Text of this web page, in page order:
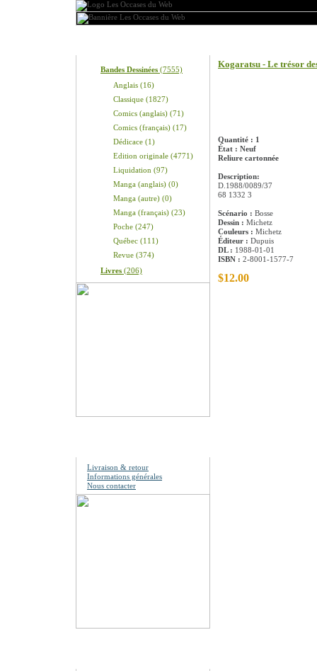
Bandes Dessinées (7555)
Anglais (16)
Classique (1827)
Comics (anglais) (71)
Comics (français) (17)
Dédicace (1)
Edition originale (4771)
Liquidation (97)
Manga (anglais) (0)
Manga (autre) (0)
Manga (français) (23)
Poche (247)
Québec (111)
Revue (374)
Livres (206)
Livraison & retour
Informations générales
Nous contacter
Kogaratsu - Le trésor
Quantité : 1
État : Neuf
Reliure cartonnée
Description:
D.1988/0089/37
68 1332 3
Scénario : Bosse
Dessin : Michetz
Couleurs : Michetz
Éditeur : Dupuis
DL : 1988-01-01
ISBN : 2-8001-1577-7
$12.00